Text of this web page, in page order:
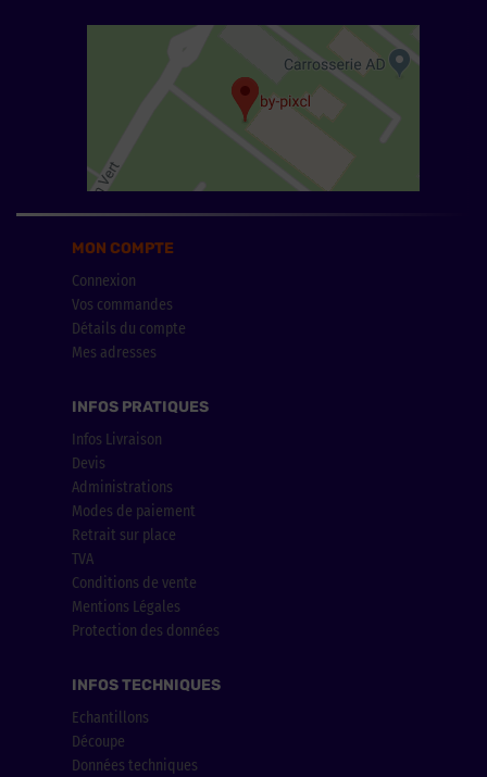
MON COMPTE
Connexion
Vos commandes
Détails du compte
Mes adresses
INFOS PRATIQUES
Infos Livraison
Devis
Administrations
Modes de paiement
Retrait sur place
TVA
Conditions de vente
Mentions Légales
Protection des données
INFOS TECHNIQUES
Echantillons
Découpe
Données techniques